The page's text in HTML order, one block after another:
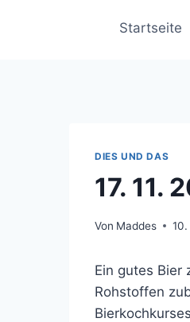
Startseite
DIES UND DAS
17. 11.
Von Maddes
Ein gutes Bier
Rohstoffen